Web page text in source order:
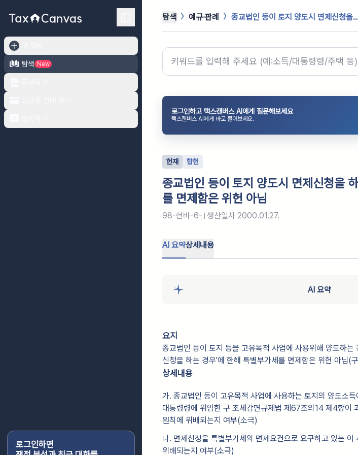
탐색
New
로그인하면
탐색 예규·판례 종교법인 등이 토지 양도시 면제신청을
로그인하고 택스캔버스 AI에게 질문해보세요
택스캔버스 AI에게 바로 물어보세요.
헌재 합헌
종교법인 등이 토지 양도시 면제신청을
를 면제함은 위헌 아님
98-헌바-6- 생산일자 2000.01.27.
AI 요약상세내용
AI 요약
요지
종교법인 등이 토지 등을 고유목적 사업에 사용위해 양도하는
신청을 하는 경우'에 한해 특별부가세를 면제함은 위헌 아님(
상세내용
가. 종교법인 등이 고유목적 사업에 사용하는 토지의 양도소
대통령령에 위임한 구 조세감면규제법 제67조의14 제4항이
원칙에 위배되는지 여부(소극)
나. 면제신청을 특별부가세의 면제요건으로 요구하고 있는 이
위배되는지 여부(소극)